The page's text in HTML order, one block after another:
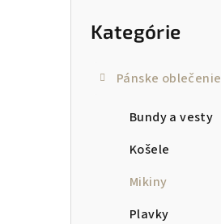
Kategórie
Pánske oblečenie
Bundy a vesty
Košele
Mikiny
Plavky